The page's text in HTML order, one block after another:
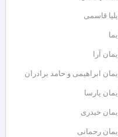
ایلیا قاسمی
ایما
ایمان آرا
ایمان ابراهیمی و حامد برادران
ایمان پارسا
ایمان حیدری
ایمان رحمانی